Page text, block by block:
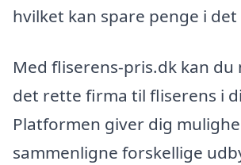
hvilket kan spare penge i
Med fliserens-pris.dk kan
det rette firma til fliserens i
Platformen giver dig
sammenligne forskellige